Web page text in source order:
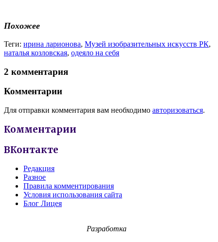
Похожее
Теги: ирина ларионова, Музей изобразительных искусств РК,
наталья козловская, одеяло на себя
2 комментария
Комментарии
Для отправки комментария вам необходимо авторизоваться.
Комментарии
ВКонтакте
Редакция
Разное
Правила комментирования
Условия использования сайта
Блог Лицея
Разработка